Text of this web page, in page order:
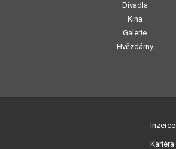
Divadla
Kina
Galerie
Hvězdárny
Inzerce
Kariéra